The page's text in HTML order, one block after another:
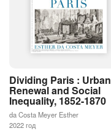
Dividing Paris : Urban
Renewal and Social
Inequality, 1852-1870
da Costa Meyer Esther
2022 год